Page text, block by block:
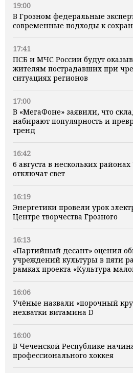
19:00
В Грозном федеральные
современные подходы к
17:41
ПСБ и МЧС России будут
жителям пострадавших при
ситуациях регионов
17:00
В «МегаФоне» заявили, что
набирают популярность и
тренд
16:42
6 августа в нескольких
отключат свет
16:19
Энергетики провели урок
Центре творчества Грозного
16:13
«Партийный десант» оценил
учреждений культуры в пяти
рамках проекта «Культура
16:06
Учёные назвали «порочный
нехватки витамина D
16:00
В Чеченской Республике
профессионального хоккея